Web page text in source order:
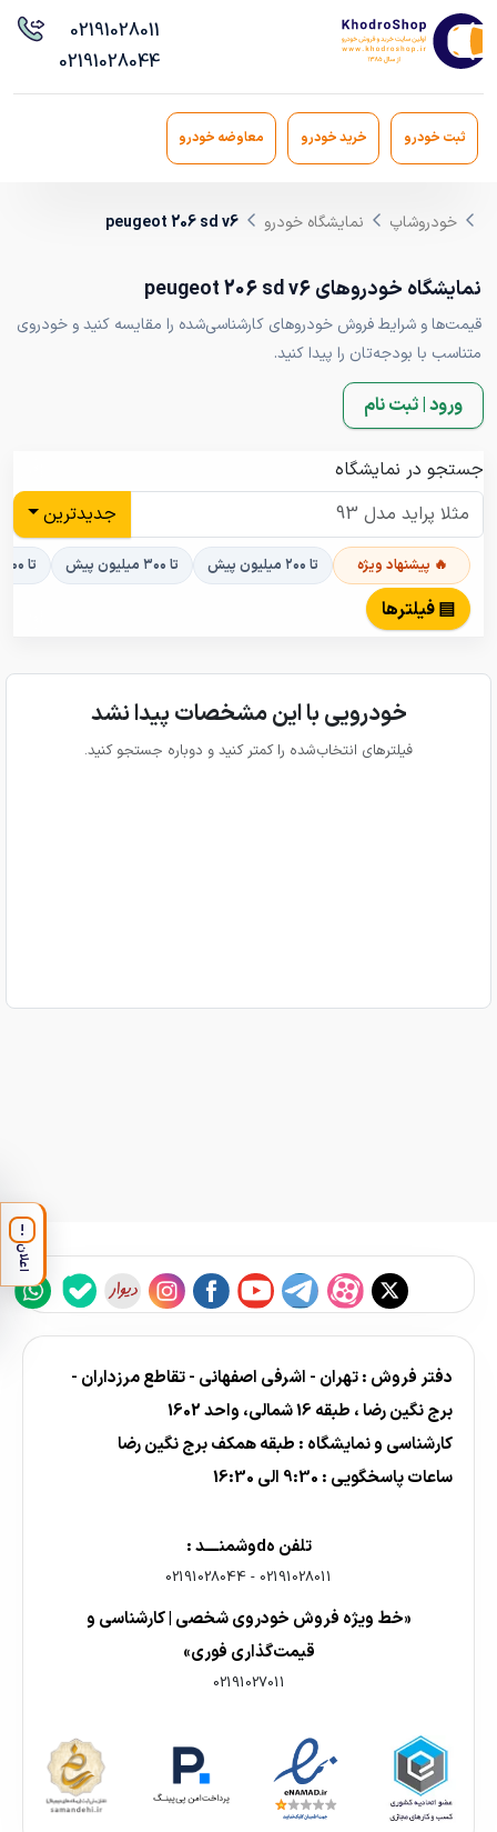
02191028011
02191028044
ثبت خودرو خرید خودرو معاوضه خودرو
خودروشاپ نمایشگاه خودرو peugeot 206 sd v6
نمایشگاه خودروهای peugeot 206 sd v6
قیمت‌ها و شرایط فروش خودروهای کارشناسی‌شده را مقایسه کنید و خودروی
متناسب با بودجه‌تان را پیدا کنید.
ورود | ثبت نام
جستجو در نمایشگاه
جدیدترین
🔥 پیشنهاد ویژه تا ۲۰۰ میلیون پیش تا ۳۰۰ میلیون پیش تا ۴۰۰ میلیون پیش
▤ فیلترها
خودرویی با این مشخصات پیدا نشد
فیلترهای انتخاب‌شده را کمتر کنید و دوباره جستجو کنید.
دفتر فروش : تهران - اشرفی اصفهانی - تقاطع مرزداران -
برج نگین رضا ، طبقه 16 شمالی، واحد 1602
کارشناسی و نمایشگاه : طبقه همکف برج نگین رضا
ساعات پاسخگویی : 9:30 الی 16:30
تلفن هdوشمنــــد :
02191028011
-
02191028044
«خط ویژه فروش خودروی شخصی | کارشناسی و
قیمت‌گذاری فوری»
02191027011
!
اعلان